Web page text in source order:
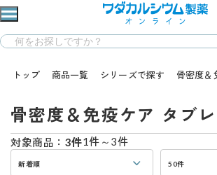
トップ 商品一覧 シリーズで探す 骨密度＆
骨密度＆免疫ケア タブ
対象商品： 3件1件～3件
50件
新着順